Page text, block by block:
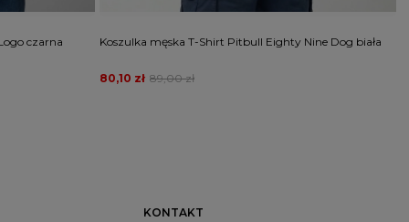
czarna Koszulka męska T-Shirt Pitbull Eighty Nine Dog biała
89,00 zł
80,10 zł
KONTAKT